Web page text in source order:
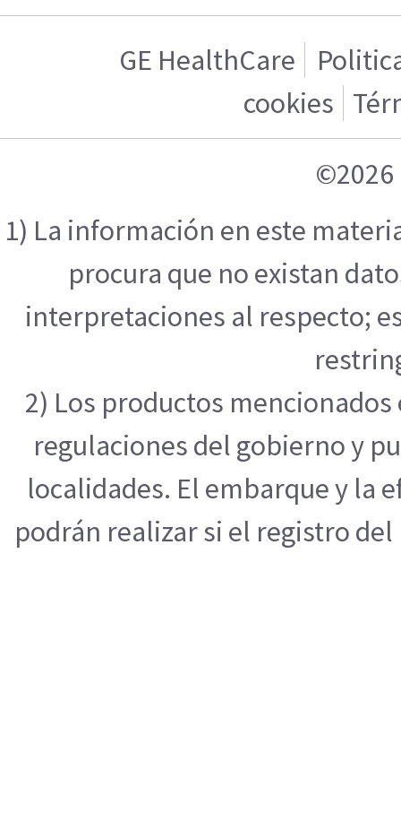
GE HealthCare
cookies
©2026
1) La información en este
procura que no existan
interpretaciones al respecto;
2) Los productos
regulaciones del gobierno y
localidades. El embarque y la
podrán realizar si el registro